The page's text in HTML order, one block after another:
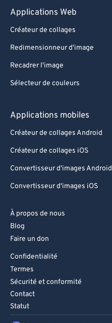
Applications Web
Créateur de collages
Redimensionneur d'image
Recadrer l'image
Sélecteur de couleurs
Applications mobiles
Créateur de collages Android
Créateur de collages iOS
Convertisseur d'images Android
Convertisseur d'images iOS
À propos de nous
Blog
Faire un don
Confidentialité
Termes
Sécurité et conformité
Contact
Statut